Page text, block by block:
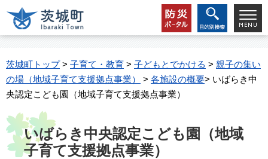
茨城町トップ> 子育て・教育 > 子どもとでかける > 親子の集い
の場（地域子育て支援拠点事業）
> 各施設の概要> いばらき中
央認定こども園（地域子育て支援拠点事業）
いばらき中央認定こども園（地域
子育て支援拠点事業）